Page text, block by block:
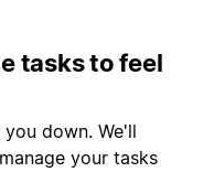
tasks to feel
down. We'll
your tasks